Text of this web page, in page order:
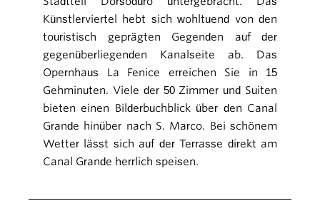
Künstlerviertel hebt sich wohltuend von den
touristisch geprägten Gegenden auf der
gegenüberliegenden Kanalseite ab. Das
Opernhaus La Fenice erreichen Sie in 15
Gehminuten. Viele der 50 Zimmer und Suiten
bieten einen Bilderbuchblick über den Canal
Grande hinüber nach S. Marco. Bei schönem
Wetter lässt sich auf der Terrasse direkt am
Canal Grande herrlich speisen.